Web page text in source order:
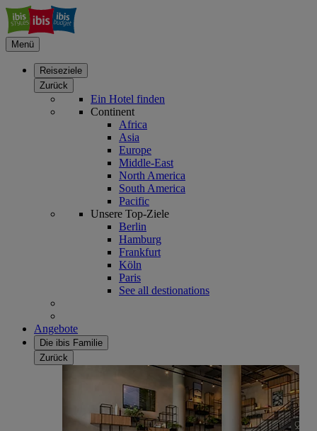
Menü
Reiseziele
Zurück
Ein Hotel finden
Continent
Africa
Asia
Europe
Middle-East
North America
South America
Pacific
Unsere Top-Ziele
Berlin
Hamburg
Frankfurt
Köln
Paris
See all destionations
Angebote
Die ibis Familie
Zurück